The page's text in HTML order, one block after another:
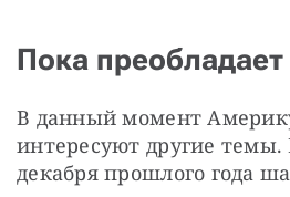
Пока
В данный момент
интересуют другие
декабря прошлого года